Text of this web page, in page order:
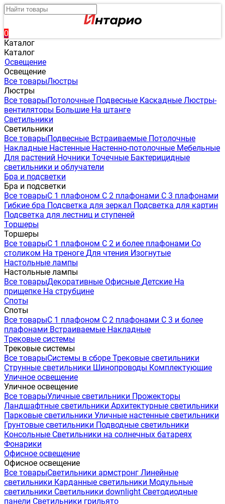
0
Каталог
Каталог
Освещение
Освещение
Все товарыЛюстры
Люстры
Все товарыПотолочные Подвесные Каскадные Люстры-
вентиляторы Большие На штанге
Светильники
Светильники
Все товарыПодвесные Встраиваемые Потолочные
Накладные Настенные Настенно-потолочные Мебельные
Для растений Ночники Точечные Бактерицидные
светильники и облучатели
Бра и подсветки
Бра и подсветки
Все товарыС 1 плафоном С 2 плафонами С 3 плафонами
Гибкие бра Подсветка для зеркал Подсветка для картин
Подсветка для лестниц и ступеней
Торшеры
Торшеры
Все товарыС 1 плафоном С 2 и более плафонами Со
столиком На треноге Для чтения Изогнутые
Настольные лампы
Настольные лампы
Все товарыДекоративные Офисные Детские На
прищепке На струбцине
Споты
Споты
Все товарыС 1 плафоном С 2 плафонами С 3 и более
плафонами Встраиваемые Накладные
Трековые системы
Трековые системы
Все товарыСистемы в сборе Трековые светильники
Струнные светильники Шинопроводы Комплектующие
Уличное освещение
Уличное освещение
Все товарыУличные светильники Прожекторы
Ландшафтные светильники Архитектурные светильники
Парковые светильники Уличные настенные светильники
Грунтовые светильники Подводные светильники
Консольные Светильники на солнечных батареях
Фонарики
Офисное освещение
Офисное освещение
Все товарыСветильники армстронг Линейные
светильники Карданные светильники Модульные
светильники Светильники downlight Светодиодные
панели Светильники грильято